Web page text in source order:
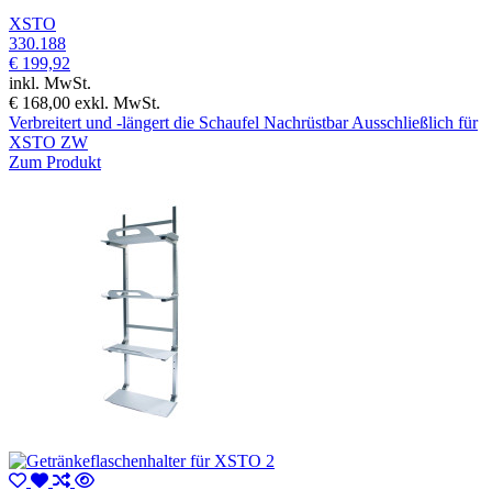
XSTO
330.188
€ 199,92
inkl. MwSt.
€ 168,00 exkl. MwSt.
Verbreitert und -längert die Schaufel Nachrüstbar Ausschließlich für
XSTO ZW
Zum Produkt